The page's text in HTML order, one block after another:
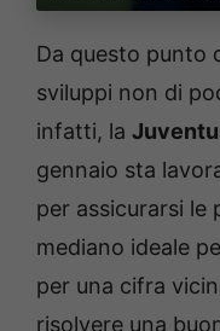
Da questo punto
sviluppi non di
infatti, la
gennaio sta
per assicurarsi le
mediano ideale
per una cifra
risolvere una